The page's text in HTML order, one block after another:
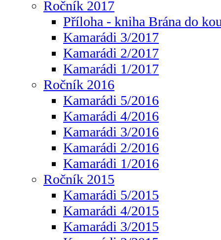
Ročník 2017
Příloha - kniha Brána do
Kamarádi 3/2017
Kamarádi 2/2017
Kamarádi 1/2017
Ročník 2016
Kamarádi 5/2016
Kamarádi 4/2016
Kamarádi 3/2016
Kamarádi 2/2016
Kamarádi 1/2016
Ročník 2015
Kamarádi 5/2015
Kamarádi 4/2015
Kamarádi 3/2015